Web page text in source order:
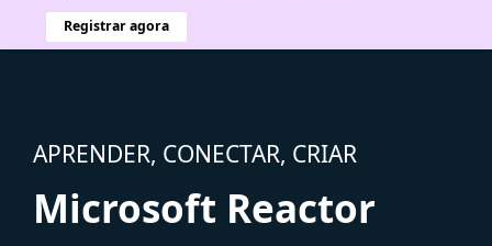
Registrar agora
APRENDER, CONECTAR, CRIAR
Microsoft Reactor